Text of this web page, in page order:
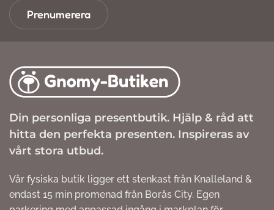
Prenumerera
Din personliga presentbutik. Hjälp & råd att
hitta den perfekta presenten. Inspireras av
vårt stora utbud.
Vår fysiska butik ligger ett stenkast från Knalleland &
endast 15 min promenad från Borås City. Egen